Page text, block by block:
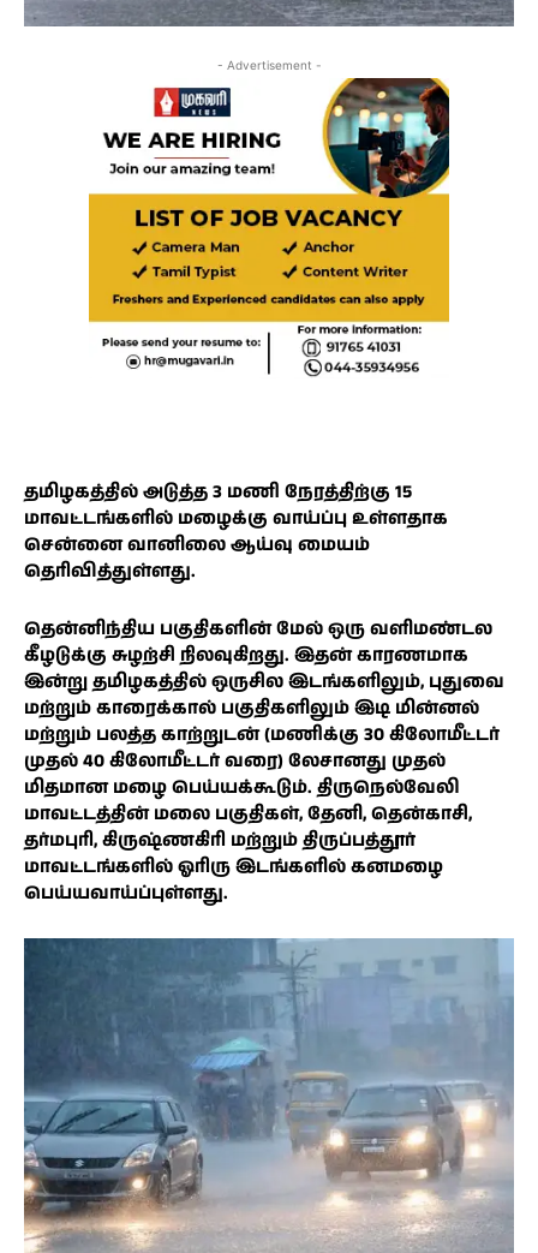
- Advertisement -
தமிழகத்தில் அடுத்த 3 மணி நேரத்திற்கு 15
மாவட்டங்களில் மழைக்கு வாய்ப்பு உள்ளதாக
சென்னை வானிலை ஆய்வு மையம்
தெரிவித்துள்ளது.
தென்னிந்திய பகுதிகளின் மேல் ஒரு வளிமண்டல
கீழடுக்கு சுழற்சி நிலவுகிறது. இதன் காரணமாக
இன்று தமிழகத்தில் ஒருசில இடங்களிலும், புதுவை
மற்றும் காரைக்கால் பகுதிகளிலும் இடி மின்னல்
மற்றும் பலத்த காற்றுடன் (மணிக்கு 30 கிலோமீட்டர்
முதல் 40 கிலோமீட்டர் வரை) லேசானது முதல்
மிதமான மழை பெய்யக்கூடும். திருநெல்வேலி
மாவட்டத்தின் மலை பகுதிகள், தேனி, தென்காசி,
தர்மபுரி, கிருஷ்ணகிரி மற்றும் திருப்பத்தூர்
மாவட்டங்களில் ஓரிரு இடங்களில் கனமழை
பெய்யவாய்ப்புள்ளது.